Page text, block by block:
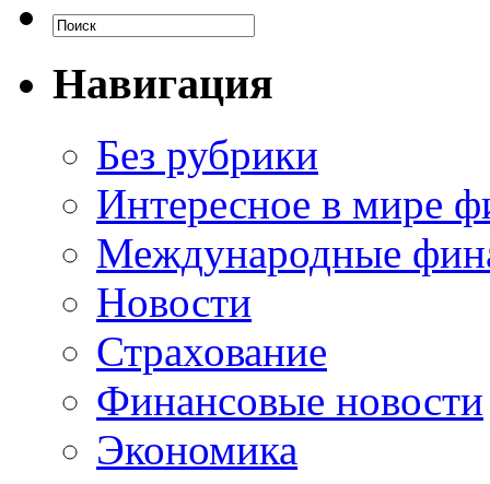
Навигация
Без рубрики
Интересное в мире
Международные
Новости
Страхование
Финансовые новости
Экономика